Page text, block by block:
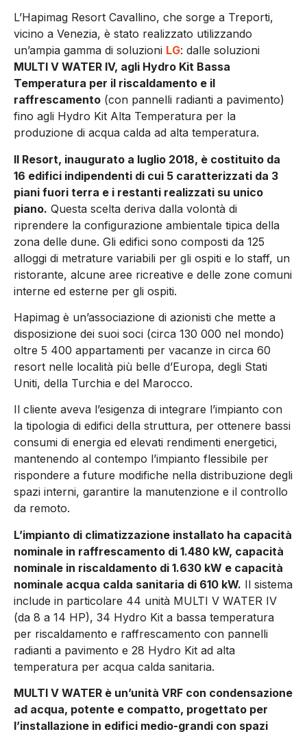
L’Hapimag Resort Cavallino, che sorge a Treporti,
vicino a Venezia, è stato realizzato utilizzando
un’ampia gamma di soluzioni LG: dalle soluzioni
MULTI V WATER IV, agli Hydro Kit Bassa
Temperatura per il riscaldamento e il
raffrescamento (con pannelli radianti a pavimento)
fino agli Hydro Kit Alta Temperatura per la
produzione di acqua calda ad alta temperatura.
Il Resort, inaugurato a luglio 2018, è costituito da
16 edifici indipendenti di cui 5 caratterizzati da 3
piani fuori terra e i restanti realizzati su unico
piano. Questa scelta deriva dalla volontà di
riprendere la configurazione ambientale tipica della
zona delle dune. Gli edifici sono composti da 125
alloggi di metrature variabili per gli ospiti e lo staff, un
ristorante, alcune aree ricreative e delle zone comuni
interne ed esterne per gli ospiti.
Hapimag è un’associazione di azionisti che mette a
disposizione dei suoi soci (circa 130 000 nel mondo)
oltre 5 400 appartamenti per vacanze in circa 60
resort nelle località più belle d’Europa, degli Stati
Uniti, della Turchia e del Marocco.
Il cliente aveva l’esigenza di integrare l’impianto con
la tipologia di edifici della struttura, per ottenere bassi
consumi di energia ed elevati rendimenti energetici,
mantenendo al contempo l’impianto flessibile per
rispondere a future modifiche nella distribuzione degli
spazi interni, garantire la manutenzione e il controllo
da remoto.
L’impianto di climatizzazione installato ha capacità
nominale in raffrescamento di 1.480 kW, capacità
nominale in riscaldamento di 1.630 kW e capacità
nominale acqua calda sanitaria di 610 kW. Il sistema
include in particolare 44 unità MULTI V WATER IV
(da 8 a 14 HP), 34 Hydro Kit a bassa temperatura
per riscaldamento e raffrescamento con pannelli
radianti a pavimento e 28 Hydro Kit ad alta
temperatura per acqua calda sanitaria.
MULTI V WATER è un’unità VRF con condensazione
ad acqua, potente e compatto, progettato per
l’installazione in edifici medio-grandi con spazi